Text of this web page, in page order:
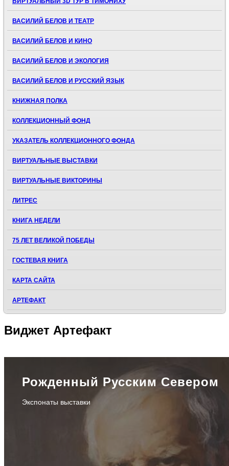
ВАСИЛИЙ БЕЛОВ И ТЕАТР
ВАСИЛИЙ БЕЛОВ И КИНО
ВАСИЛИЙ БЕЛОВ И ЭКОЛОГИЯ
ВАСИЛИЙ БЕЛОВ И РУССКИЙ ЯЗЫК
КНИЖНАЯ ПОЛКА
КОЛЛЕКЦИОННЫЙ ФОНД
УКАЗАТЕЛЬ КОЛЛЕКЦИОННОГО ФОНДА
ВИРТУАЛЬНЫЕ ВЫСТАВКИ
ВИРТУАЛЬНЫЕ ВИКТОРИНЫ
ЛИТРЕС
КНИГА НЕДЕЛИ
75 ЛЕТ ВЕЛИКОЙ ПОБЕДЫ
ГОСТЕВАЯ КНИГА
КАРТА САЙТА
АРТЕФАКТ
Виджет Артефакт
Рожденный Русским Севером
Экспонаты выставки